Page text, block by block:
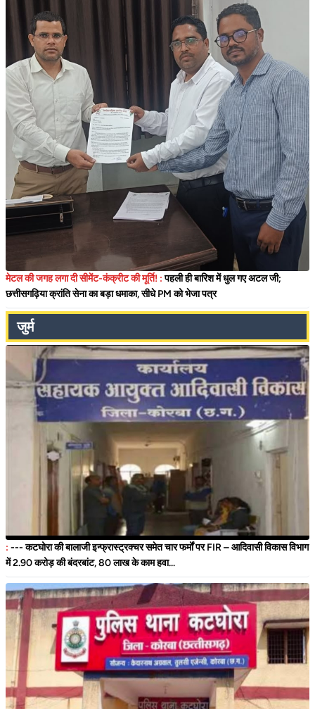
मेटल की जगह लगा दी सीमेंट-कंक्रीट की मूर्ति! :पहली ही बारिश में धुल गए अटल जी;
छत्तीसगढ़िया क्रांति सेना का बड़ा धमाका, सीधे PM को भेजा पत्र
जुर्म
: --- कटघोरा की बालाजी इन्फ्रास्ट्रक्चर समेत चार फर्मों पर FIR – आदिवासी विकास विभाग
में 2.90 करोड़ की बंदरबांट, 80 लाख के काम हवा...